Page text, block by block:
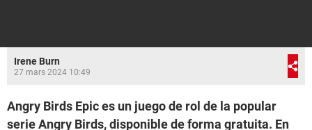
Irene Burn
27 mars 2024 10:49
Angry Birds Epic es un juego de rol de la popular
serie Angry Birds, disponible de forma gratuita. En